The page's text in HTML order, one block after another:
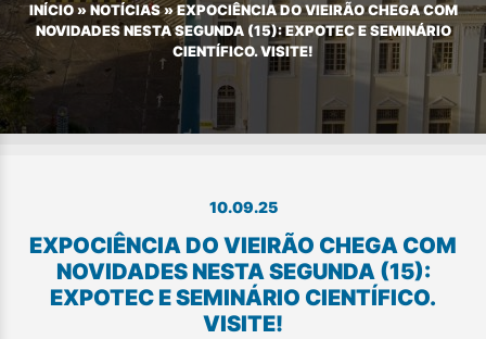
INÍCIO» NOTÍCIAS»EXPOCIÊNCIA DO VIEIRÃO CHEGA COM
NOVIDADES NESTA SEGUNDA (15): EXPOTEC E SEMINÁRIO
CIENTÍFICO. VISITE!
10.09.25
EXPOCIÊNCIA DO VIEIRÃO CHEGA COM
NOVIDADES NESTA SEGUNDA (15):
EXPOTEC E SEMINÁRIO CIENTÍFICO.
VISITE!